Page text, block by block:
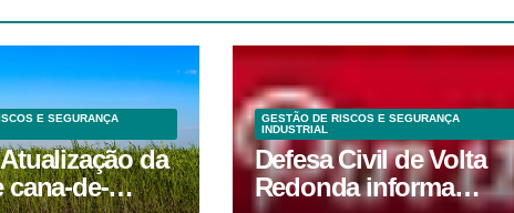
E SEGURANÇA
da
cana-de-
GESTÃO DE RISCOS E SEGURANÇA
INDUSTRIAL
Defesa Civil de Volta
Redonda informa